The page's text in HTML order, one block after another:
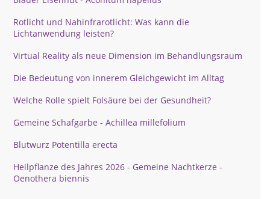
Rotlicht und Nahinfrarotlicht: Was kann die
Lichtanwendung leisten?
Virtual Reality als neue Dimension im Behandlungsraum
Die Bedeutung von innerem Gleichgewicht im Alltag
Welche Rolle spielt Folsäure bei der Gesundheit?
Gemeine Schafgarbe - Achillea millefolium
Blutwurz Potentilla erecta
Heilpflanze des Jahres 2026 - Gemeine Nachtkerze -
Oenothera biennis